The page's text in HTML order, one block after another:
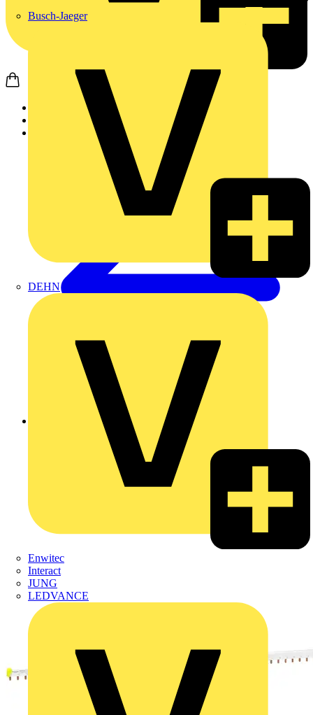
Busch-Jaeger
DEHN
Enwitec
Interact
JUNG
LEDVANCE
Schneider Electric
Zurück zu Produkte